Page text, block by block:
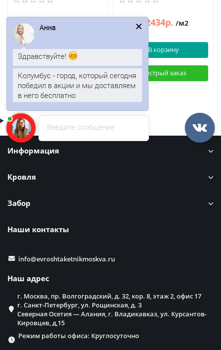
2954р. 2452р.
В корзину
Быстрый заказ
2933р. 2434р. /м2
В корзину
Быстрый заказ
Информация
Кровля
Забор
Наши контакты
info@evroshtaketnikmoskva.ru
Наш адрес
г. Москва, пр. Волгоградский, д. 32, кор. 8, этаж 2, офис 17
г. Санкт-Петербург, ул. Рощинская, д. 3
Северная Осетия — Алания, г. Владикавказ, ул. Курсантов-
Кировцев, д,15
Режим работы офиса: Круглосуточно
Введите сообщение
Анна
Здравствуйте!
Колумбус - город, который сегодня
победил в акции и мы доставляем
в него бесплатно